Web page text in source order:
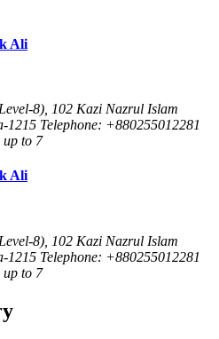
Ali
8), 102 Kazi Nazrul Islam
1215 Telephone: +880255012281
to 7
Ali
8), 102 Kazi Nazrul Islam
1215 Telephone: +880255012281
to 7